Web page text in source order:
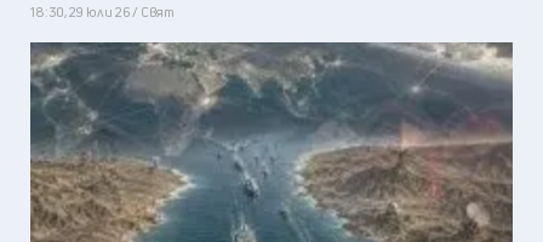
18:30, 29 юли 26 / Свят